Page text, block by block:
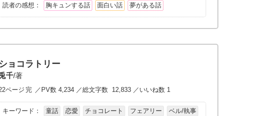
読者の感想： 胸キュンする話 面白い話 夢がある話
ショコラトリー
千/著
ページ 完 ／PV数 4,234 ／総文字数 12,833 ／いいね数 1
キーワード： 童話 恋愛 チョコレート フェアリー ベル/執事